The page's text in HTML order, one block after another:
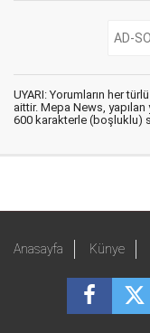
UYARI: Yorumların her
aittir. Mepa News,
600 karakterle (boşluklu)
Anasayfa Künye